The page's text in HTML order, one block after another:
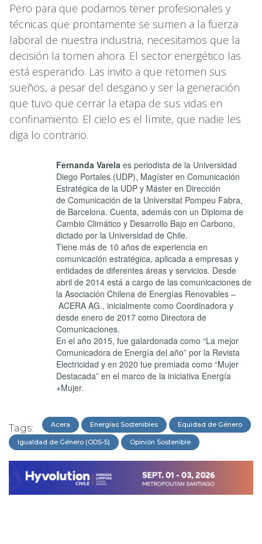
Pero para que podamos tener profesionales y
técnicas que prontamente se sumen a la fuerza
laboral de nuestra industria, necesitamos que la
decisión la tomen ahora. El sector energético las
está esperando. Las invito a que retomen sus
sueños, a pesar del desgano y ser la generación
que tuvo que cerrar la etapa de sus vidas en
confinamiento. El cielo es el límite, que nadie les
diga lo contrario.
Fernanda Varela es periodista de la Universidad
Diego Portales (UDP), Magíster en Comunicación
Estratégica de la UDP y Máster en Dirección
de Comunicación de la Universitat Pompeu Fabra,
de Barcelona. Cuenta, además con un Diploma de
Cambio Climático y Desarrollo Bajo en Carbono,
dictado por la Universidad de Chile.
Tiene más de 10 años de experiencia en
comunicación estratégica, aplicada a empresas y
entidades de diferentes áreas y servicios. Desde
abril de 2014 está a cargo de las comunicaciones de
la Asociación Chilena de Energías Renovables –
ACERA AG., inicialmente como Coordinadora y
desde enero de 2017 como Directora de
Comunicaciones.
En el año 2015, fue galardonada como “La mejor
Comunicadora de Energía del año” por la Revista
Electricidad y en 2020 fue premiada como “Mujer
Destacada” en el marco de la iniciativa Energía
+Mujer.
Tags: Acera Energías Sostenibles Equidad de Género
Igualdad de Género (ODS-5) Opinión Sostenible